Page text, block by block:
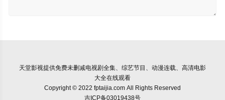
天堂影视提供免费未删减电视剧全集、综艺节目、动漫连载、高清电影
大全在线观看
Copyright © 2022 fptaijia.com All Rights Reserved
吉ICP备03019438号